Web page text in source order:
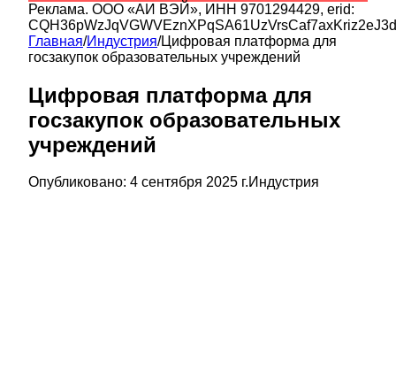
Реклама. ООО «АИ ВЭЙ», ИНН 9701294429, erid:
Главная/Индустрия/Цифровая платформа для
госзакупок образовательных учреждений
Цифровая платформа для
госзакупок образовательных
учреждений
Опубликовано: 4 сентября 2025 г.Индустрия